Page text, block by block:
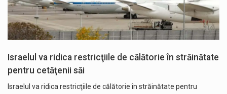
Israelul va ridica restricţiile de călătorie în străinătate
pentru cetăţenii săi
Israelul va ridica restricţiile de călătorie în străinătate pentru